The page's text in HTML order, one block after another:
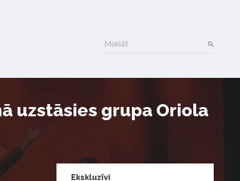
Meklēt
uzstāsies grupa Oriola
Ekskluzīvi